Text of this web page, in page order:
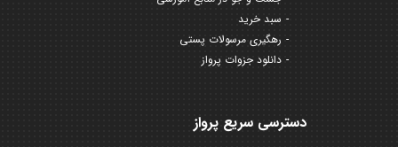
سبد خرید
رهگیری مرسولات پستی
دانلود جزوات پرواز
دسترسی سریع پرواز